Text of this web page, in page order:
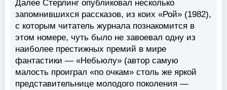
Далее Стерлинг опубликовал несколько
запомнившихся рассказов, из коих «Рой» (1982),
с которым читатель журнала познакомится в
этом номере, чуть было не завоевал одну из
наиболее престижных премий в мире
фантастики — «Небьюлу» (автор самую
малость проиграл «по очкам» столь же яркой
представительнице молодого поколения —